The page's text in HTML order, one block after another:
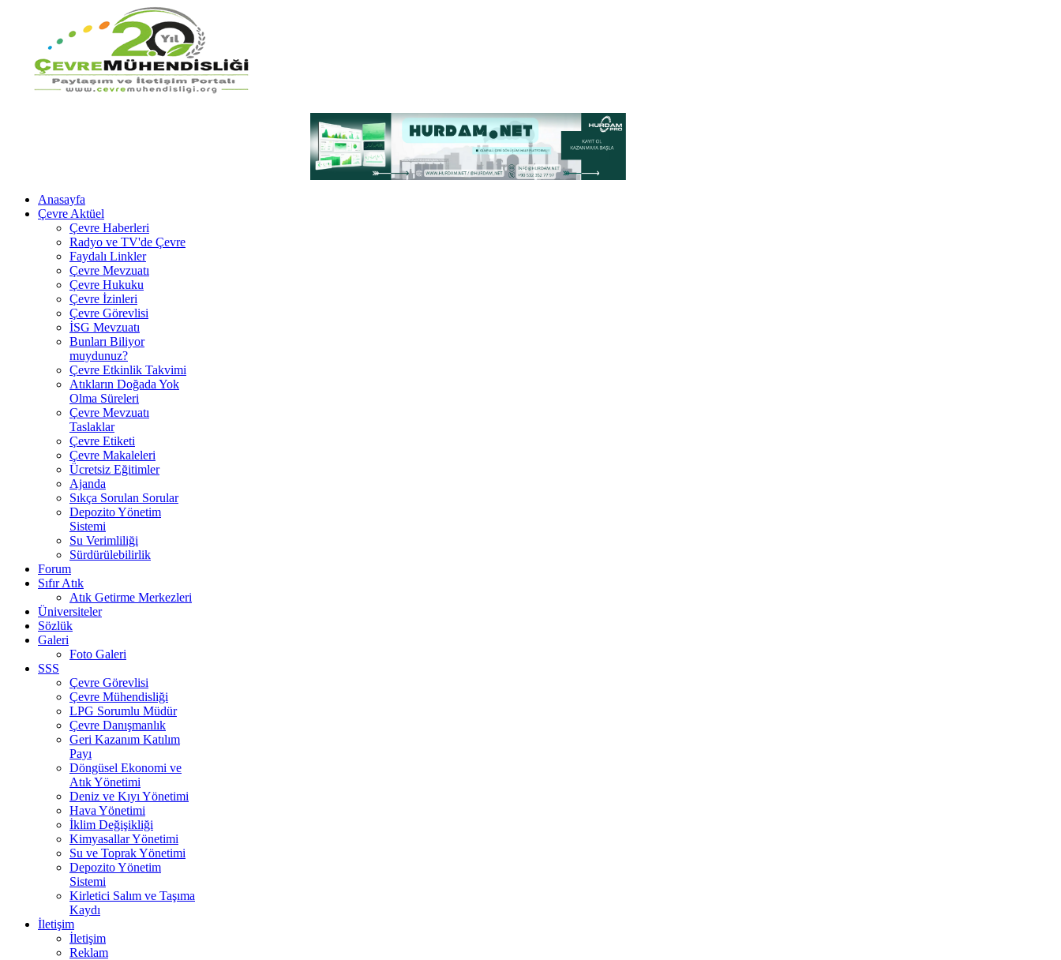
Anasayfa
Çevre Aktüel
Çevre Haberleri
Radyo ve TV'de Çevre
Faydalı Linkler
Çevre Mevzuatı
Çevre Hukuku
Çevre İzinleri
Çevre Görevlisi
İSG Mevzuatı
Bunları Biliyor
muydunuz?
Çevre Etkinlik Takvimi
Atıkların Doğada Yok
Olma Süreleri
Çevre Mevzuatı
Taslaklar
Çevre Etiketi
Çevre Makaleleri
Ücretsiz Eğitimler
Ajanda
Sıkça Sorulan Sorular
Depozito Yönetim
Sistemi
Su Verimliliği
Sürdürülebilirlik
Forum
Sıfır Atık
Atık Getirme Merkezleri
Üniversiteler
Sözlük
Galeri
Foto Galeri
SSS
Çevre Görevlisi
Çevre Mühendisliği
LPG Sorumlu Müdür
Çevre Danışmanlık
Geri Kazanım Katılım
Payı
Döngüsel Ekonomi ve
Atık Yönetimi
Deniz ve Kıyı Yönetimi
Hava Yönetimi
İklim Değişikliği
Kimyasallar Yönetimi
Su ve Toprak Yönetimi
Depozito Yönetim
Sistemi
Kirletici Salım ve Taşıma
Kaydı
İletişim
İletişim
Reklam